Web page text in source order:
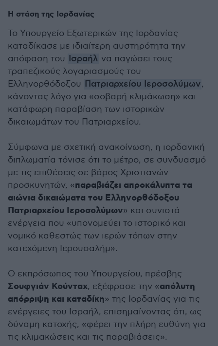
Η στάση της Ιορδανίας
Το Υπουργείο Εξωτερικών της Ιορδανίας
καταδίκασε με ιδιαίτερη αυστηρότητα την
απόφαση του Ισραήλ να παγώσει τους
τραπεζικούς λογαριασμούς του
Ελληνορθόδοξου Πατριαρχείου Ιεροσολύμων,
κάνοντας λόγο για «σοβαρή κλιμάκωση» και
κατάφωρη παραβίαση των ιστορικών
δικαιωμάτων του Πατριαρχείου.
Σύμφωνα με σχετική ανακοίνωση, η ιορδανική
διπλωματία τόνισε ότι το μέτρο, σε συνδυασμό
με τις επιθέσεις σε βάρος Χριστιανών
προσκυνητών, «παραβιάζει απροκάλυπτα τα
αιώνια δικαιώματα του Ελληνορθόδοξου
Πατριαρχείου Ιεροσολύμων» και συνιστά
ενέργεια που «υπονομεύει το ιστορικό και
νομικό καθεστώς των ιερών τόπων στην
κατεχόμενη Ιερουσαλήμ».
Ο εκπρόσωπος του Υπουργείου, πρέσβης
Σουφγιάν Κούνταχ, εξέφρασε την «απόλυτη
απόρριψη και καταδίκη» της Ιορδανίας για τις
ενέργειες του Ισραήλ, επισημαίνοντας ότι, ως
δύναμη κατοχής, «φέρει την πλήρη ευθύνη για
τις κλιμακώσεις και τις παραβιάσεις».